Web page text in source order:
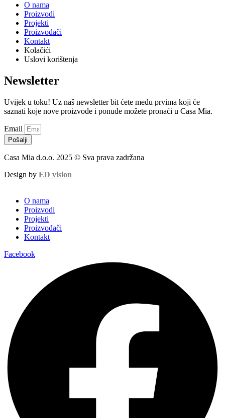
O nama
Proizvodi
Projekti
Proizvođači
Kontakt
Kolačići
Uslovi korištenja
Newsletter
Uvijek u toku! Uz naš newsletter bit ćete među prvima koji će
saznati koje nove proizvode i ponude možete pronaći u Casa Mia.
Email
Pošalji
Casa Mia d.o.o. 2025 © Sva prava zadržana
Design by ED vision
O nama
Proizvodi
Projekti
Proizvođači
Kontakt
Facebook